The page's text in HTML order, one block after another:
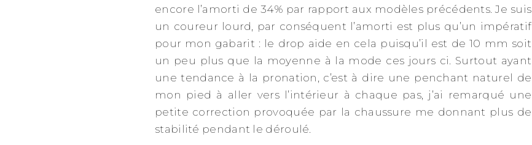
encore l’amorti de 34% par rapport aux modèles précédents. Je suis
un coureur lourd, par conséquent l’amorti est plus qu’un impératif
pour mon gabarit : le drop aide en cela puisqu’il est de 10 mm soit
un peu plus que la moyenne à la mode ces jours ci. Surtout ayant
une tendance à la pronation, c’est à dire une penchant naturel de
mon pied à aller vers l’intérieur à chaque pas, j’ai remarqué une
petite correction provoquée par la chaussure me donnant plus de
stabilité pendant le déroulé.